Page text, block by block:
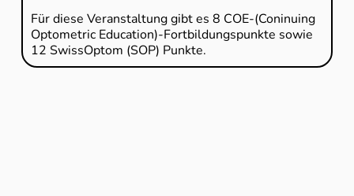
Für diese Veranstaltung gibt es 8 COE-(Coninuing
Optometric Education)-Fortbildungspunkte sowie
12 SwissOptom (SOP) Punkte.